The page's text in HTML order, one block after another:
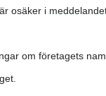
osäker i
om företagets